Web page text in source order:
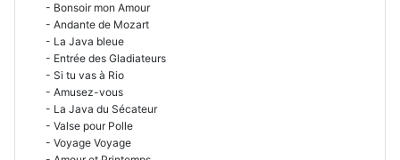
- Bonsoir mon Amour
- Andante de Mozart
- La Java bleue
- Entrée des Gladiateurs
- Si tu vas à Rio
- Amusez-vous
- La Java du Sécateur
- Valse pour Polle
- Voyage Voyage